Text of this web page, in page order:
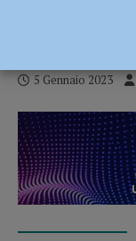
5 Gennaio 2023